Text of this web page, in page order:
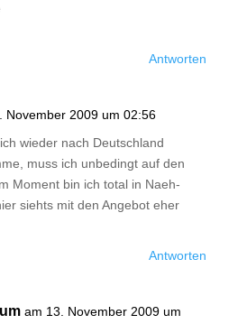
Antworten
November 2009 um 02:56
wieder nach Deutschland
muss ich unbedingt auf den
Moment bin ich total in Naeh-
siehts mit den Angebot eher
Antworten
am 13. November 2009 um